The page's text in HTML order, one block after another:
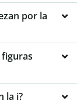
por la
la i?